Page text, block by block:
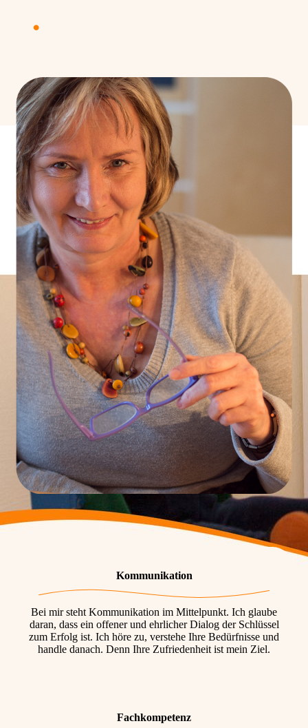
Kommunikation
Bei mir steht Kommunikation im Mittelpunkt. Ich glaube
daran, dass ein offener und ehrlicher Dialog der Schlüssel
zum Erfolg ist. Ich höre zu, verstehe Ihre Bedürfnisse und
handle danach. Denn Ihre Zufriedenheit ist mein Ziel.
Fachkompetenz